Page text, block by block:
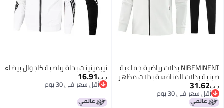
NIBEMINENT بدلات رياضية جماعية
صينية بدلات المنافسة بدلات مظهر
الرياضيين بدلات تدريب الطلاب بدلات
رياضية جماعية
د.ب‏31.62
أقل سعر في 30 يوم
أقل سعر في 30 يوم
نيبمينينت بدلة رياضية كاجوال بيضاء
د.ب‏16.91
أقل سعر في 30 يوم
أقل سعر في 30 يوم